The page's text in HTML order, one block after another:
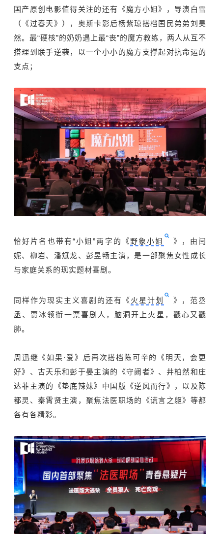
国产原创电影值得关注的还有《魔方小姐》，导演白雪
（《过春天》），奥斯卡影后杨紫琼搭档国民弟弟刘昊
然。最“硬核”的奶奶遇上最“丧”的魔方教练，两人从互不
搭理到联手逆袭，以一个小小的魔方支撑起对抗命运的
支点；
恰好片名也带有“小姐”两字的《 野象小姐
》，由闫
妮、柳岩、潘斌龙、彭昱畅主演，是一部聚焦女性成长
与家庭关系的现实题材喜剧。
同样作为现实主义喜剧的还有《 火星计划
》，范丞
丞、贾冰领衔一票喜剧人，脑洞开上火星，戳心又戳
肺。
周迅继《如果·爱》后再次搭档陈可辛的《明天，会更
好》、古天乐和彭于晏主演的《守阙者》、井柏然和庄
达菲主演的《垫底辣妹》中国版《逆风而行》，以及陈
都灵、秦霄贤主演，聚焦法医职场的《谎言之躯》等都
各有各精彩。